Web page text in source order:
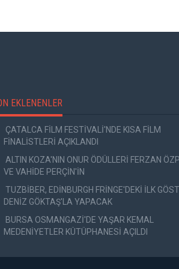
EKLENENLER
ÇATALCA FİLM FESTİVALİ'NDE KISA FİLM
FİNALİSTLERİ AÇIKLANDI
ALTIN KOZA'NIN ONUR ÖDÜLLERİ FERZAN
VE VAHİDE PERÇİN'İN
TUZBİBER, EDİNBURGH FRİNGE'DEKİ İLK
DENİZ GÖKTAŞ'LA YAPACAK
BURSA OSMANGAZİ'DE YAŞAR KEMAL
MEDENİYETLER KÜTÜPHANESİ AÇILDI